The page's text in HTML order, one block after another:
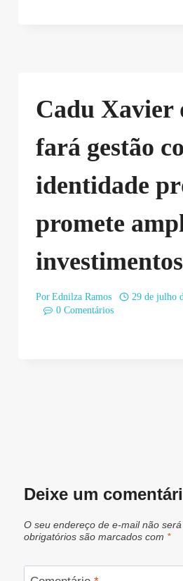
Cadu Xavier
fará gestão
identidade
promete
Por Ednilza Ramos
29 de julho
0 Comentários
Deixe um
O seu endereço de e-mail não será
obrigatórios são marcados com *